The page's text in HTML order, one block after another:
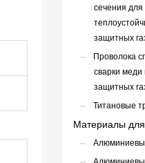
сечения для
защитных
Проволока
сварки
защитных
Титановые
Материалы